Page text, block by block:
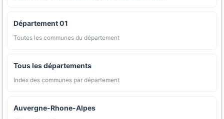
Département 01
Toutes les communes du département
Tous les départements
Index des communes par département
Auvergne-Rhone-Alpes